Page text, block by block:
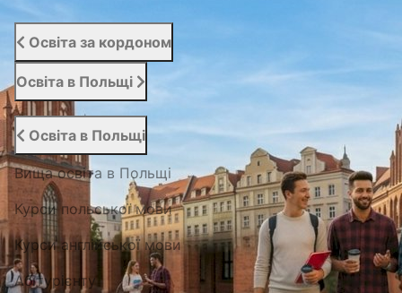
Освіта за кордоном
Освіта в Польщі
Освіта в Польщі
Вища освіта в Польщі
Курси польської мови
Курси англійської мови
Абітурієнту